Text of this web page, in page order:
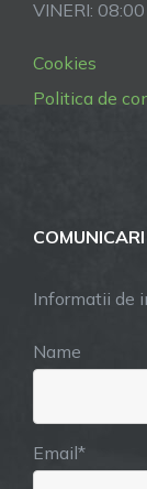
VINERI:
Cookies
Politica de
Informatii de
Name
Email*